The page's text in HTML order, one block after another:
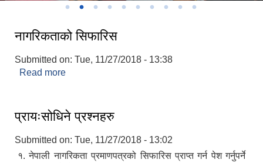
नागरिकताको सिफारिस
Submitted on: Tue, 11/27/2018 - 13:38
Read more
प्रायःसोधिने प्रश्नहरु
Submitted on: Tue, 11/27/2018 - 13:02
१. नेपाली नागरिकता प्रमाणपत्रको सिफारिस प्राप्त गर्न पेश गर्नुपर्ने